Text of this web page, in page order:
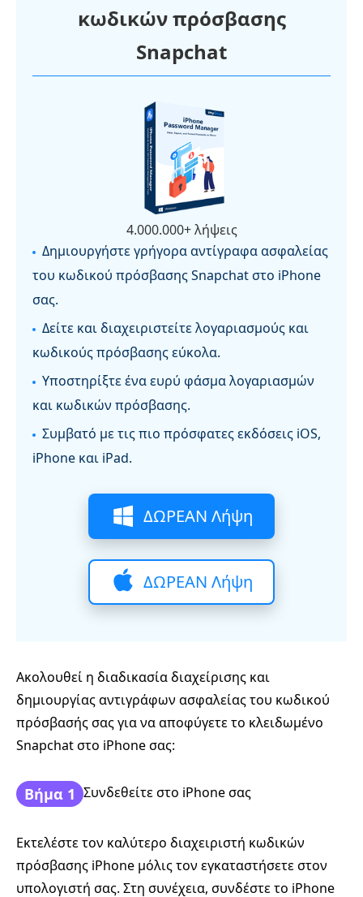
κωδικών πρόσβασης
Snapchat
4.000.000+ λήψεις
Δημιουργήστε γρήγορα αντίγραφα ασφαλείας
του κωδικού πρόσβασης Snapchat στο iPhone
σας.
Δείτε και διαχειριστείτε λογαριασμούς και
κωδικούς πρόσβασης εύκολα.
Υποστηρίξτε ένα ευρύ φάσμα λογαριασμών
και κωδικών πρόσβασης.
Συμβατό με τις πιο πρόσφατες εκδόσεις iOS,
iPhone και iPad.
ΔΩΡΕΑΝ Λήψη
ΔΩΡΕΑΝ Λήψη
Ακολουθεί η διαδικασία διαχείρισης και
δημιουργίας αντιγράφων ασφαλείας του κωδικού
πρόσβασής σας για να αποφύγετε το κλειδωμένο
Snapchat στο iPhone σας:
Βήμα 1 Συνδεθείτε στο iPhone σας
Εκτελέστε τον καλύτερο διαχειριστή κωδικών
πρόσβασης iPhone μόλις τον εγκαταστήσετε στον
υπολογιστή σας. Στη συνέχεια, συνδέστε το iPhone